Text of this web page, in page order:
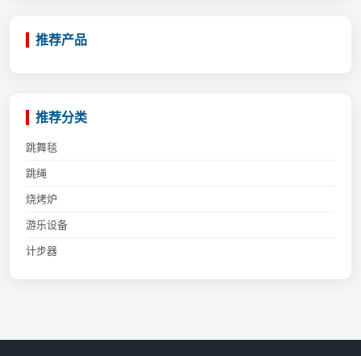
推荐产品
推荐分类
跳舞毯
跳绳
烧烤炉
游乐设备
计步器